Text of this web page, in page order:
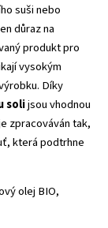
suši nebo
důraz na
produkt pro
vysokým
Díky
solijsou vhodnou
zpracováván tak,
která podtrhne
olej BIO,